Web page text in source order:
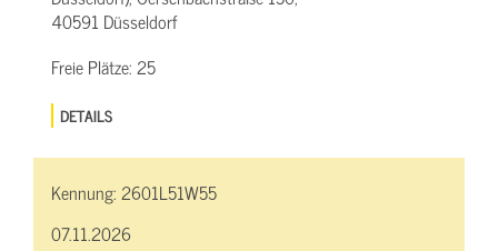
40591 Düsseldorf
Freie Plätze:25
DETAILS
Kennung:2601L51W55
07.11.2026